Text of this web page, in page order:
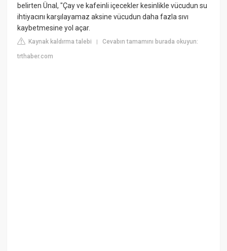
belirten Ünal, "Çay ve kafeinli içecekler kesinlikle vücudun su
ihtiyacını karşılayamaz aksine vücudun daha fazla sıvı
kaybetmesine yol açar.
Kaynak kaldırma talebi |Cevabın tamamını burada okuyun:
trthaber.com